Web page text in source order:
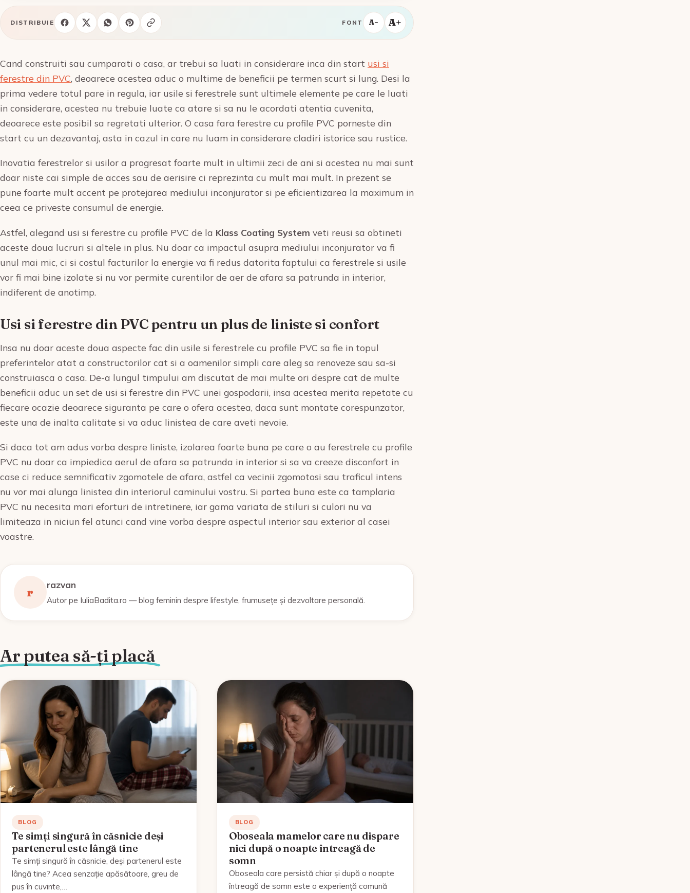
DISTRIBUIE FONT A− A+
Cand construiti sau cumparati o casa, ar trebui sa luati in considerare inca din start usi si
ferestre din PVC, deoarece acestea aduc o multime de beneficii pe termen scurt si lung. Desi la
prima vedere totul pare in regula, iar usile si ferestrele sunt ultimele elemente pe care le luati
in considerare, acestea nu trebuie luate ca atare si sa nu le acordati atentia cuvenita,
deoarece este posibil sa regretati ulterior. O casa fara ferestre cu profile PVC porneste din
start cu un dezavantaj, asta in cazul in care nu luam in considerare cladiri istorice sau rustice.
Inovatia ferestrelor si usilor a progresat foarte mult in ultimii zeci de ani si acestea nu mai sunt
doar niste cai simple de acces sau de aerisire ci reprezinta cu mult mai mult. In prezent se
pune foarte mult accent pe protejarea mediului inconjurator si pe eficientizarea la maximum in
ceea ce priveste consumul de energie.
Astfel, alegand usi si ferestre cu profile PVC de la Klass Coating System veti reusi sa obtineti
aceste doua lucruri si altele in plus. Nu doar ca impactul asupra mediului inconjurator va fi
unul mai mic, ci si costul facturilor la energie va fi redus datorita faptului ca ferestrele si usile
vor fi mai bine izolate si nu vor permite curentilor de aer de afara sa patrunda in interior,
indiferent de anotimp.
Usi si ferestre din PVC pentru un plus de liniste si confort
Insa nu doar aceste doua aspecte fac din usile si ferestrele cu profile PVC sa fie in topul
preferintelor atat a constructorilor cat si a oamenilor simpli care aleg sa renoveze sau sa-si
construiasca o casa. De-a lungul timpului am discutat de mai multe ori despre cat de multe
beneficii aduc un set de usi si ferestre din PVC unei gospodarii, insa acestea merita repetate cu
fiecare ocazie deoarece siguranta pe care o ofera acestea, daca sunt montate corespunzator,
este una de inalta calitate si va aduc linistea de care aveti nevoie.
Si daca tot am adus vorba despre liniste, izolarea foarte buna pe care o au ferestrele cu profile
PVC nu doar ca impiedica aerul de afara sa patrunda in interior si sa va creeze disconfort in
case ci reduce semnificativ zgomotele de afara, astfel ca vecinii zgomotosi sau traficul intens
nu vor mai alunga linistea din interiorul caminului vostru. Si partea buna este ca tamplaria
PVC nu necesita mari eforturi de intretinere, iar gama variata de stiluri si culori nu va
limiteaza in niciun fel atunci cand vine vorba despre aspectul interior sau exterior al casei
voastre.
r
razvan
Autor pe IuliaBadita.ro — blog feminin despre lifestyle, frumusețe și dezvoltare personală.
Ar putea să-ți placă
BLOG
Te simți singură în căsnicie deși
partenerul este lângă tine
Te simți singură în căsnicie, deși partenerul este
lângă tine? Acea senzație apăsătoare, greu de
pus în cuvinte,…
BLOG
Oboseala mamelor care nu dispare
nici după o noapte întreagă de
somn
Oboseala care persistă chiar și după o noapte
întreagă de somn este o experiență comună